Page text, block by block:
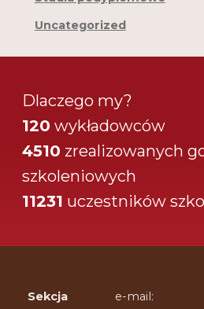
Uncategorized
Dlaczego my?
120 wykładowców
4510 zrealizowanych
szkoleniowych
11231 uczestników
Sekcja
e-mail: